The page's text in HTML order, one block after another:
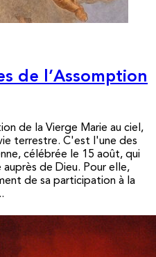
de l’Assomption
de la Vierge Marie au ciel,
terrestre. C'est l'une des
célébrée le 15 août, qui
de Dieu. Pour elle,
de sa participation à la